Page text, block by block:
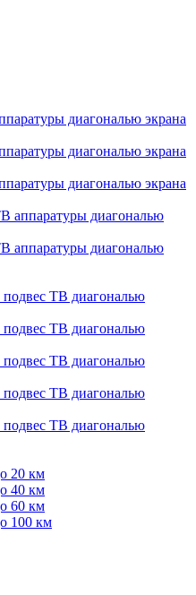
диагональю экрана
диагональю экрана
диагональю экрана
аппаратуры диагональю
аппаратуры диагональю
подвес ТВ диагональю
подвес ТВ диагональю
подвес ТВ диагональю
подвес ТВ диагональю
подвес ТВ диагональю
20 км
40 км
60 км
100 км